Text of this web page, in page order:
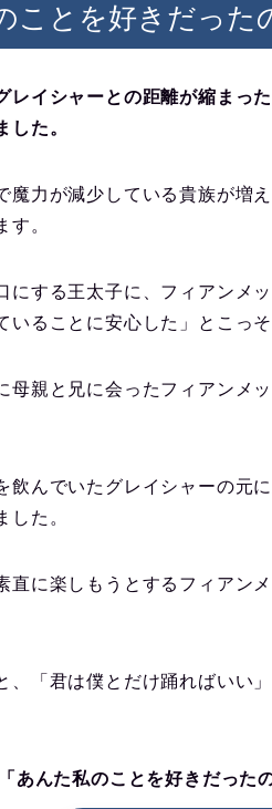
ことを好きだっ
レイシャーとの距離が縮まっ
した。
魔力が減少している貴族が増
す。
にする王太子に、フィアンメ
いることに安心した」とこっ
母親と兄に会ったフィアンメ
飲んでいたグレイシャーの元
した。
直に楽しもうとするフィアン
、「君は僕とだけ踊ればいい
あんた私のことを好きだった